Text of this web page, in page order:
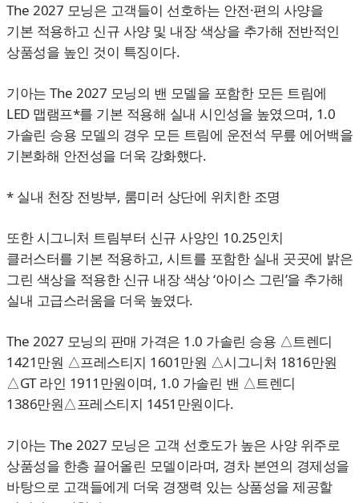
The 2027 모닝은 고객들이 선호하는 안전·편의 사양을
기본 적용하고 신규 사양 및 내장 색상을 추가해 전반적인
상품성을 높인 것이 특징이다.
기아는 The 2027 모닝의 밴 모델을 포함한 모든 트림에
LED 맵램프*를 기본 적용해 실내 시인성을 높였으며, 1.0
가솔린 승용 모델의 경우 모든 트림에 운전석 무릎 에어백을
기본화해 안전성을 더욱 강화했다.
* 실내 천장 전방부, 룸미러 상단에 위치한 조명
또한 시그니처 트림부터 신규 사양인 10.25인치
클러스터를 기본 적용하고, 시트를 포함한 실내 곳곳에 밝은
그린 색상을 적용한 신규 내장 색상 ‘아이스 그린’을 추가해
실내 고급스러움을 더욱 높였다.
The 2027 모닝의 판매 가격은 1.0 가솔린 승용 △트렌디
1421만원 △프레스티지 1601만원 △시그니처 1816만원
△GT 라인 1911만원이며, 1.0 가솔린 밴 △트렌디
1386만원△프레스티지 1451만원이다.
기아는 The 2027 모닝은 고객 선호도가 높은 사양 위주로
상품성을 한층 끌어올린 모델이라며, 경차 본연의 경제성을
바탕으로 고객들에게 더욱 경쟁력 있는 상품성을 제공할